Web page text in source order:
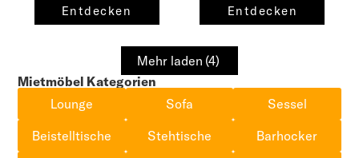
Entdecken Entdecken
Mehr laden (4)
Mietmöbel Kategorien
Lounge
Sofa
Sessel
Beistelltische
Stehtische
Barhocker